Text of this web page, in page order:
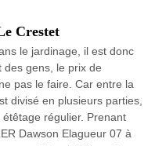
Crestet
le jardinage, il est donc
des gens, le prix de
pas le faire. Car entre la
divisé en plusieurs parties,
régulier. Prenant
Dawson Elagueur 07 à